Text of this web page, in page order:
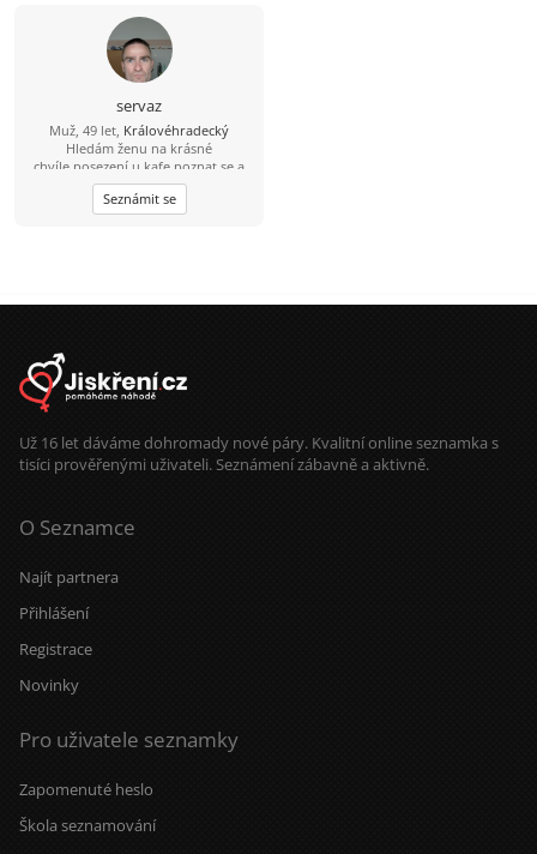
servaz
Muž, 49 let, Královéhradecký
Hledám ženu na krásné
chvíle,posezení u kafe,poznat se a
pak se uvidí.Jízda na horském kole
,lesňačky i traily.Procházka v
přírodě.A i jiné...
Seznámit se
Už 16 let dáváme dohromady nové páry. Kvalitní online seznamka s
tisíci prověřenými uživateli. Seznámení zábavně a aktivně.
O Seznamce
Najít partnera
Přihlášení
Registrace
Novinky
Pro uživatele seznamky
Zapomenuté heslo
Škola seznamování